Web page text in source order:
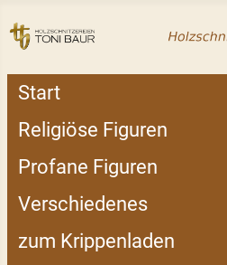
Start
Religiöse Figuren
Profane Figuren
Verschiedenes
zum Krippenladen